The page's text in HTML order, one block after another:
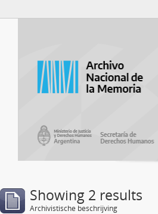
Showing 2 results
Archivistische beschrijving